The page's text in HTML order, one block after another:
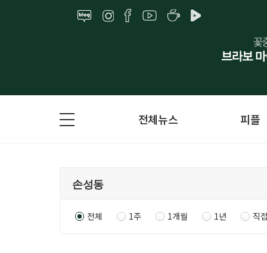
전체뉴스 피플
전체 1주 1개월 1년 직